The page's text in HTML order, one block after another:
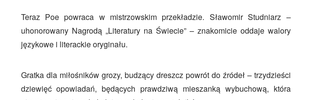
Teraz Poe powraca w mistrzowskim przekładzie. Sławomir Studniarz –
uhonorowany Nagrodą „Literatury na Świecie” – znakomicie oddaje walory
językowe i literackie oryginału.
Gratka dla miłośników grozy, budzący dreszcz powrót do źródeł – trzydzieści
dziewięć opowiadań, będących prawdziwą mieszanką wybuchową, która